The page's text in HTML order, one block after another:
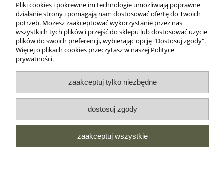
WSZELKIE PRAWA ZASTRZEŻONE MOROWO © 2018
realizacja:
pokaż pełną wersję strony
NASZE ODZNAKI
wyróżnienia są przyznawane przez
Pliki cookies i pokrewne im technologie umożliwiają poprawne
działanie strony i pomagają nam dostosować ofertę do Twoich
potrzeb. Możesz zaakceptować wykorzystanie przez nas
wszystkich tych plików i przejść do sklepu lub dostosować użycie
plików do swoich preferencji, wybierając opcję "Dostosuj zgody".
Więcej o plikach cookies przeczytasz w naszej Polityce
prywatności.
zaakceptuj tylko niezbędne
dostosuj zgody
zaakceptuj wszystkie